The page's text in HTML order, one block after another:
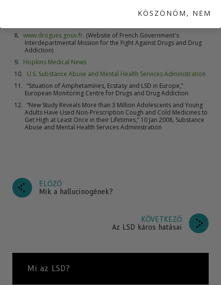
Acid Dreams: The Complete Social History of LSD—The CIA, the Sixties,
Martin A. Lee and Bruce Shlain, Grave Press, (revised
www.drogues.gouv.fr. (Website of French Government's
Interdepartmental Mission for the Fight Against Drugs and Drug
Addiction)
Hopkins Medical News
U.S. Substance Abuse and Mental Health Services Administration
“Situation of Amphetamines, Ecstasy and LSD in Europe,”
European Monitoring Centre for Drugs and Drug Addiction
“New Study Reveals More than 3 Million Adolescents and Young
Adults Have Used Non-Prescription Cough and Cold Medicines to
Get High at Least Once in their Lifetimes,” 10 Jan 2008, Substance
Abuse and Mental Health Services Administration
ELŐZŐ
Mik a hallucinogének?
KÖVETKEZŐ
Az LSD káros hatásai
Mi az LSD?
KÖSZÖNÖM, NEM